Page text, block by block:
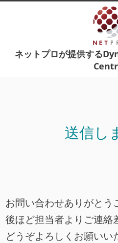
ネットプロが提供する
送信し
お問い合わせありがとう
後ほど担当者よりご連絡
どうぞよろしくお願いい